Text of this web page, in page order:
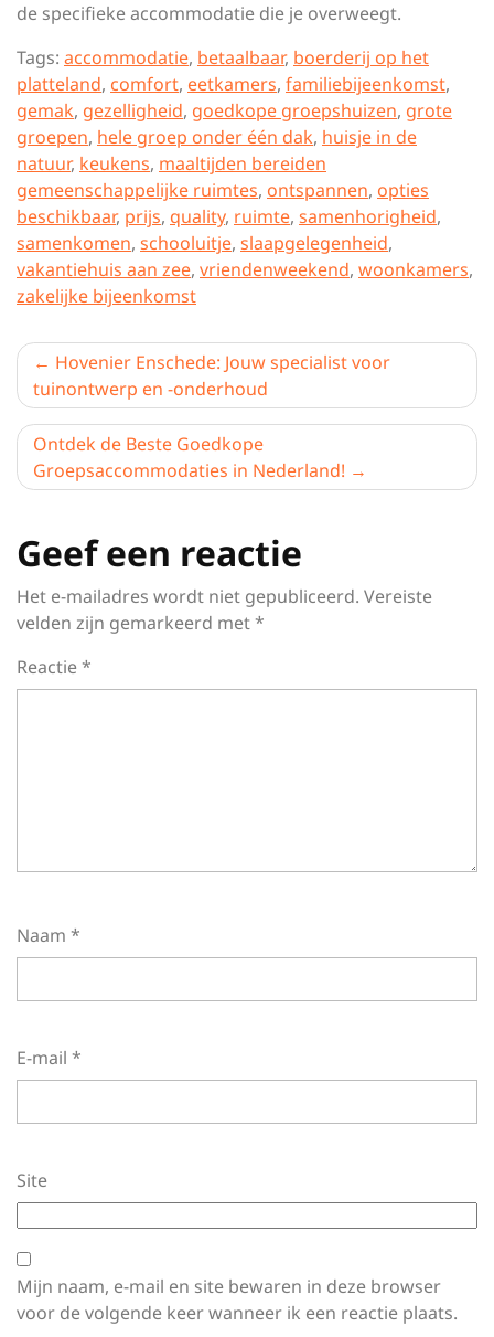
de specifieke accommodatie die je overweegt.
Tags: accommodatie, betaalbaar, boerderij op het
platteland, comfort, eetkamers, familiebijeenkomst,
gemak, gezelligheid, goedkope groepshuizen, grote
groepen, hele groep onder één dak, huisje in de
natuur, keukens, maaltijden bereiden
gemeenschappelijke ruimtes, ontspannen, opties
beschikbaar, prijs, quality, ruimte, samenhorigheid,
samenkomen, schooluitje, slaapgelegenheid,
vakantiehuis aan zee, vriendenweekend, woonkamers,
zakelijke bijeenkomst
Berichtnavigatie
Hovenier Enschede: Jouw specialist voor
tuinontwerp en -onderhoud
Ontdek de Beste Goedkope
Groepsaccommodaties in Nederland!
Geef een reactie
Het e-mailadres wordt niet gepubliceerd. Vereiste
velden zijn gemarkeerd met*
Reactie*
Naam *
E-mail *
Site
Mijn naam, e-mail en site bewaren in deze browser
voor de volgende keer wanneer ik een reactie plaats.